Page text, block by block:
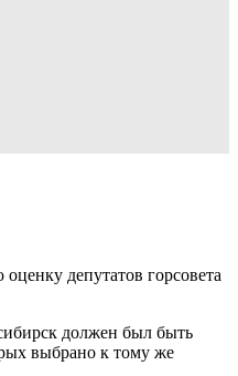
депутатов горсовета
должен был быть
выбрано к тому же